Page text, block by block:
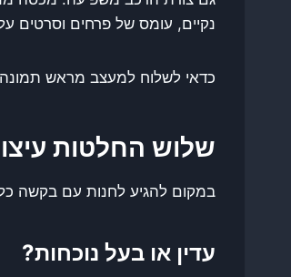
נקיים, עומס של פרחים וסרטים
כדאי לשלוח למעצב מראש תמונה
שלוש החלטות
במקום להגיע לחנות עם בקשה
עדין או בעל נוכחות?